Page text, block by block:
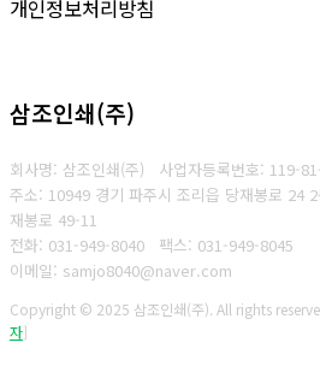
개인정보처리방침
삼조인쇄(주)
회사명: 삼조인쇄(주) 사업자등록번호: 119-
주소: 10949 경기 파주시 조리읍 당재봉로 24
재봉로 49-11
전화: 031-949-8040
팩스: 031-949-8045
이메일: samjo8040@naver.com
Copyright © 2025 삼조인쇄(주). All rights
자]